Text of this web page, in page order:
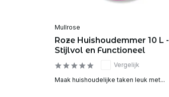
Mullrose
Roze Huishoudemmer 10 L -
Stijlvol en Functioneel
Vergelijk
Maak huishoudelijke taken leuk met...